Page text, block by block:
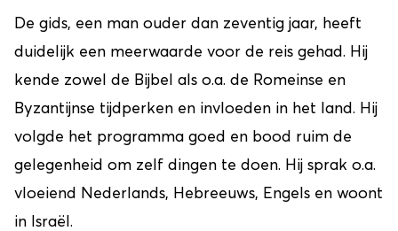
De gids, een man ouder dan zeventig jaar, heeft
duidelijk een meerwaarde voor de reis gehad. Hij
kende zowel de Bijbel als o.a. de Romeinse en
Byzantijnse tijdperken en invloeden in het land. Hij
volgde het programma goed en bood ruim de
gelegenheid om zelf dingen te doen. Hij sprak o.a.
vloeiend Nederlands, Hebreeuws, Engels en woont
in Israël.